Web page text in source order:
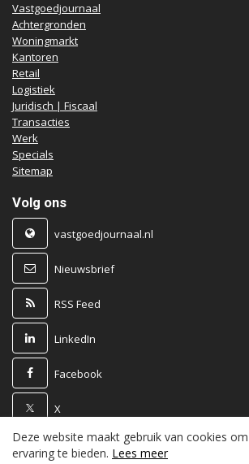
Vastgoedjournaal
Achtergronden
Woningmarkt
Kantoren
Retail
Logistiek
Juridisch | Fiscaal
Transacties
Werk
Specials
Sitemap
Volg ons
vastgoedjournaal.nl
Nieuwsbrief
RSS Feed
LinkedIn
Facebook
X
Powered by
Deze website maakt gebruik van cookies
ervaring te bieden. Lees meer